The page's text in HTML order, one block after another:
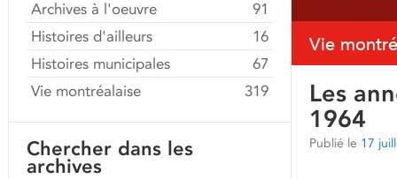
Vie
Les
1964
Publié le 17
Archives à l'oeuvre
91
Histoires d'ailleurs
16
Histoires municipales
67
Vie montréalaise
319
Chercher dans les
archives